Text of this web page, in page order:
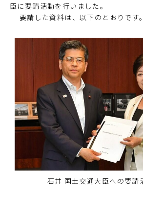
臣に要請活動を行いました。
要請した資料は、以下のとおりです。
石井 国土交通大臣への要請